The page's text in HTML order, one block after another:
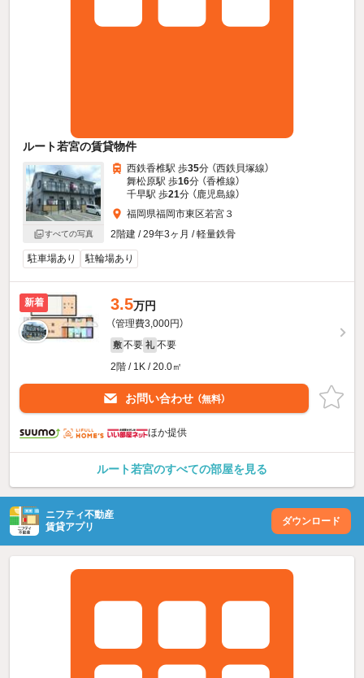
ルート若宮の賃貸物件
すべての写真
西鉄香椎駅 歩35分 （西鉄貝塚線）
舞松原駅 歩16分 （香椎線）
千早駅 歩21分 （鹿児島線）
福岡県福岡市東区若宮３
2階建 / 29年3ヶ月 / 軽量鉄骨
駐車場あり 駐輪場あり
新着 3.5万円
（管理費3,000円）
敷 不要 礼 不要
2階 / 1K / 20.0㎡
お問い合わせ （無料）
ほか提供
ルート若宮のすべての部屋を見る
ニフティ不動産
賃貸アプリ
ダウンロード